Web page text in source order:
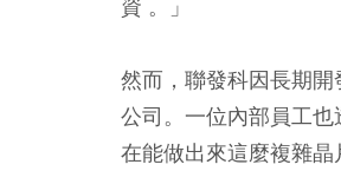
資 。」
然而，聯發科因長期
公司。一位內部員工
在能做出來這麼複雜